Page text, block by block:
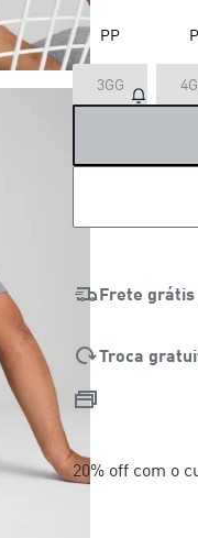
PP P
3GG
Frete grátis
Troca
20% off com o